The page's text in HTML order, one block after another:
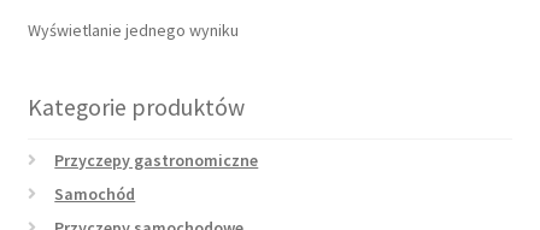
Wyświetlanie jednego wyniku
Kategorie produktów
Przyczepy gastronomiczne
Samochód